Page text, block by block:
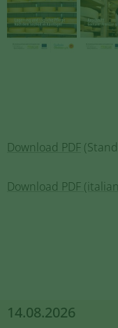
Download PDF
Download PDF
14.08.2026